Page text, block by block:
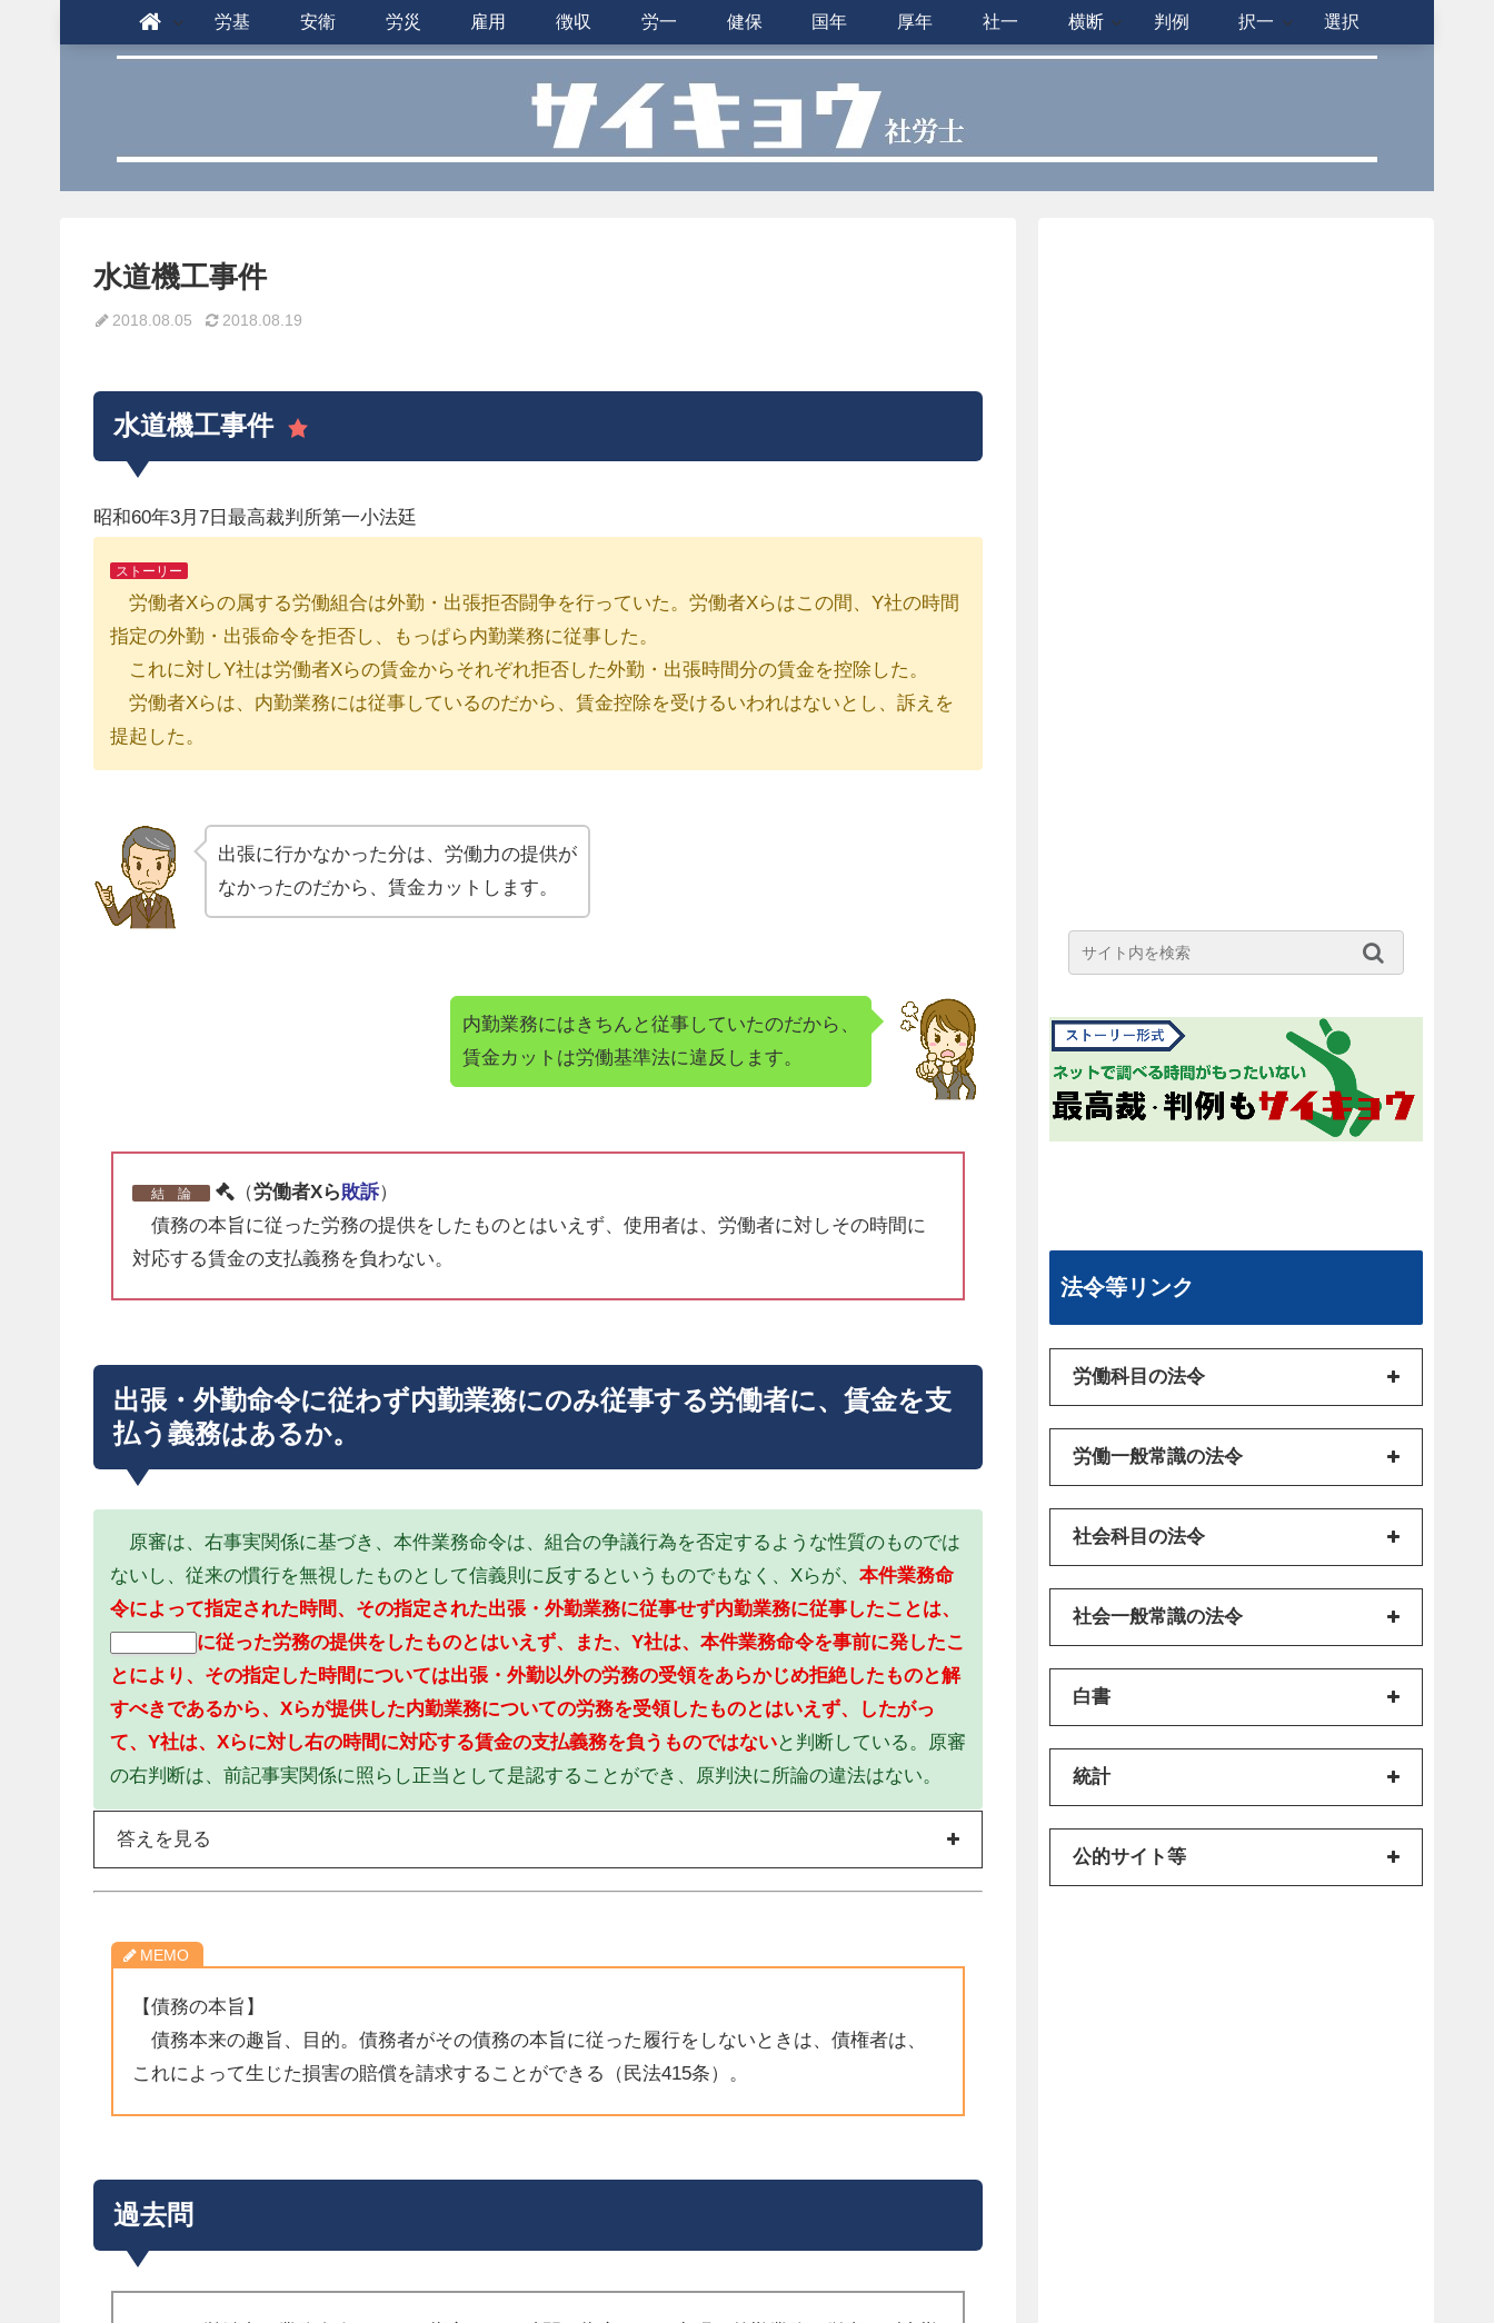
労基 安衛 労災 雇用 徴収 労一 健保 国年 厚年 社一 横断 判例 択一 選択
水道機工事件
2018.08.05 2018.08.19
水道機工事件
昭和60年3月7日最高裁判所第一小法廷
ストーリー
労働者Xらの属する労働組合は外勤・出張拒否闘争を行っていた。労働者Xらはこの間、Y社の時間
指定の外勤・出張命令を拒否し、もっぱら内勤業務に従事した。
これに対しY社は労働者Xらの賃金からそれぞれ拒否した外勤・出張時間分の賃金を控除した。
労働者Xらは、内勤業務には従事しているのだから、賃金控除を受けるいわれはないとし、訴えを
提起した。
出張に行かなかった分は、労働力の提供が
なかったのだから、賃金カットします。
内勤業務にはきちんと従事していたのだから、
賃金カットは労働基準法に違反します。
結 論 （労働者Xら敗訴）
債務の本旨に従った労務の提供をしたものとはいえず、使用者は、労働者に対しその時間に
対応する賃金の支払義務を負わない。
出張・外勤命令に従わず内勤業務にのみ従事する労働者に、賃金を支
払う義務はあるか。
原審は、右事実関係に基づき、本件業務命令は、組合の争議行為を否定するような性質のものでは
ないし、従来の慣行を無視したものとして信義則に反するというものでもなく、Xらが、 本件業務命
令によって指定された時間、その指定された出張・外勤業務に従事せず内勤業務に従事したことは、
に従った労務の提供をしたものとはいえず、また、Y社は、本件業務命令を事前に発したこ
とにより、その指定した時間については出張・外勤以外の労務の受領をあらかじめ拒絶したものと解
すべきであるから、Xらが提供した内勤業務についての労務を受領したものとはいえず、したがっ
て、Y社は、Xらに対し右の時間に対応する賃金の支払義務を負うものではないと判断している。原審
の右判断は、前記事実関係に照らし正当として是認することができ、原判決に所論の違法はない。
答えを見る
【債務の本旨】
債務本来の趣旨、目的。債務者がその債務の本旨に従った履行をしないときは、債権者は、
これによって生じた損害の賠償を請求することができる（民法415条）。
過去問
法令等リンク
労働科目の法令
労働一般常識の法令
社会科目の法令
社会一般常識の法令
白書
統計
公的サイト等